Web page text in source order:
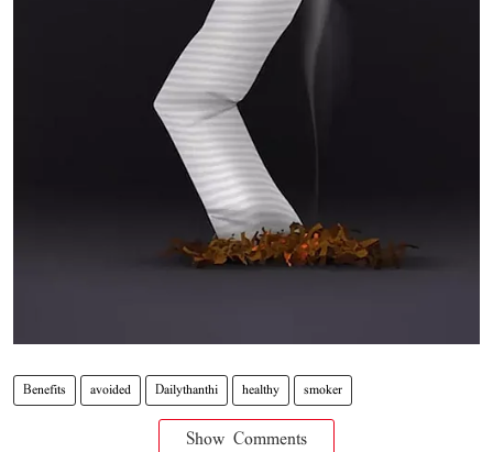
Benefits avoided Dailythanthi healthy smoker
Show Comments